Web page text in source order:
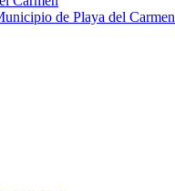
de Playa del Carmen